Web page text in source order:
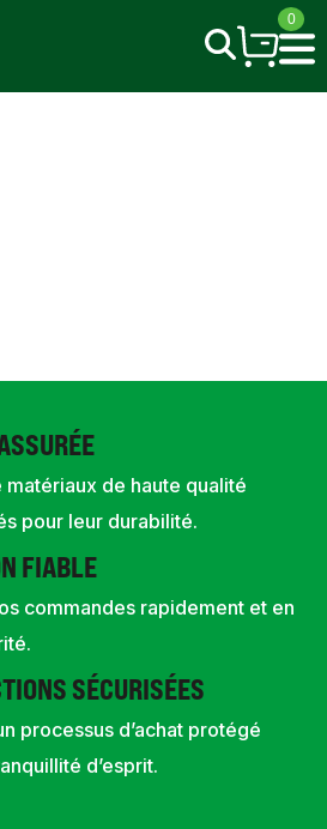
0
de haute qualité
pour leur durabilité.
FIABLE
commandes rapidement et en
SÉCURISÉES
processus d’achat protégé
d’esprit.